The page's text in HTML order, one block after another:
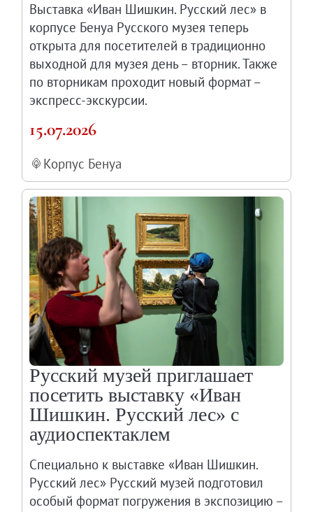
Выставка «Иван Шишкин. Русский лес» в
корпусе Бенуа Русского музея теперь
открыта для посетителей в традиционно
выходной для музея день – вторник. Также
по вторникам проходит новый формат –
экспресс-экскурсии.
15.07.2026
Корпус Бенуа
Русский музей приглашает
посетить выставку «Иван
Шишкин. Русский лес» с
аудиоспектаклем
Специально к выставке «Иван Шишкин.
Русский лес» Русский музей подготовил
особый формат погружения в экспозицию –